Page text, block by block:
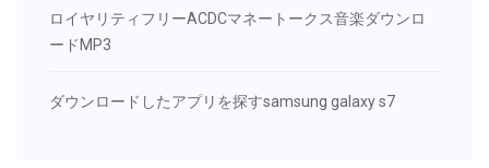
ロイヤリティフリーACDCマネートークス音楽ダウンロ
ードMP3
ダウンロードしたアプリを探すsamsung galaxy s7